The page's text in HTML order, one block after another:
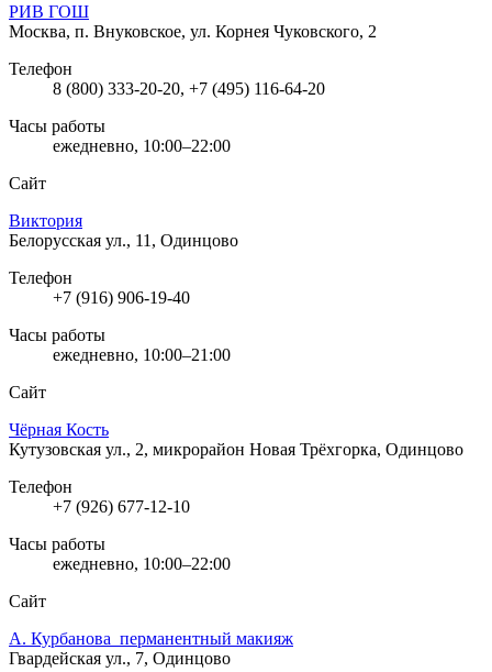
РИВ ГОШ
Москва, п. Внуковское, ул. Корнея Чуковского, 2
Телефон
8 (800) 333-20-20, +7 (495) 116-64-20
Часы работы
ежедневно, 10:00–22:00
Сайт
Виктория
Белорусская ул., 11, Одинцово
Телефон
+7 (916) 906-19-40
Часы работы
ежедневно, 10:00–21:00
Сайт
Чёрная Кость
Кутузовская ул., 2, микрорайон Новая Трёхгорка, Одинцово
Телефон
+7 (926) 677-12-10
Часы работы
ежедневно, 10:00–22:00
Сайт
А. Курбанова_перманентный макияж
Гвардейская ул., 7, Одинцово